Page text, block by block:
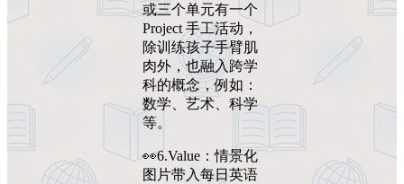
或三个单元有一个
Project 手工活动，
除训练孩子手臂肌
肉外，也融入跨学
科的概念，例如：
数学、艺术、科学
等。
👀6.Value：情景化
图片带入每日英语